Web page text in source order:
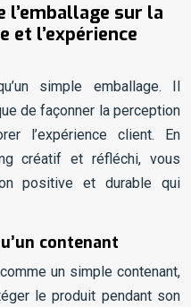
l’emballage sur la
et l’expérience
simple emballage. Il
de façonner la perception
l’expérience client. En
créatif et réfléchi, vous
positive et durable qui
contenant
un simple contenant,
le produit pendant son